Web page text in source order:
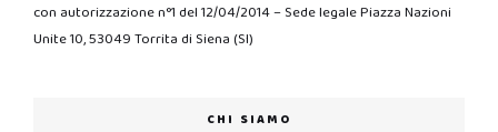
con autorizzazione n°1 del 12/04/2014 – Sede legale Piazza Nazioni
Unite 10, 53049 Torrita di Siena (SI)
CHI SIAMO